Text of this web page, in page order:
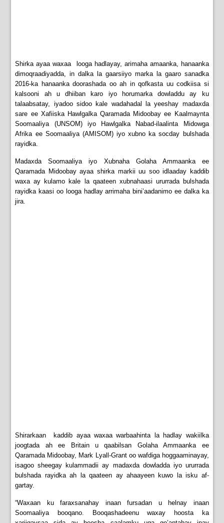
Shirka ayaa waxaa looga hadlayay, arimaha amaanka, hanaanka
dimoqraadiyadda, in dalka la gaarsiiyo marka la gaaro sanadka
2016-ka hanaanka doorashada oo ah in qofkasta uu codkiisa si
kalsooni ah u dhiiban karo iyo horumarka dowladdu ay ku
talaabsatay, iyadoo sidoo kale wadahadal la yeeshay madaxda
sare ee Xafiiska Hawlgalka Qaramada Midoobay ee Kaalmaynta
Soomaaliya (UNSOM) iyo Hawlgalka Nabad-ilaalinta Midowga
Afrika ee Soomaaliya (AMISOM) iyo xubno ka socday bulshada
rayidka.
Madaxda Soomaaliya iyo Xubnaha Golaha Ammaanka ee
Qaramada Midoobay ayaa shirka markii uu soo idlaaday kaddib
waxa ay kulamo kale la qaateen xubnahaasi ururrada bulshada
rayidka kaasi oo looga hadlay arrimaha bini’aadanimo ee dalka ka
jira.
Shirarkaan kaddib ayaa waxaa warbaahinta la hadlay wakiilka
joogtada ah ee Britain u qaabilsan Golaha Ammaanka ee
Qaramada Midoobay, Mark Lyall-Grant oo wafdiga hoggaaminayay,
isagoo sheegay kulammadii ay madaxda dowladda iyo ururrada
bulshada rayidka ah la qaateen ay ahaayeen kuwo la isku af-
gartay.
“Waxaan ku faraxsanahay inaan fursadan u helnay inaan
Soomaaliya booqano. Booqashadeenu waxay hoosta ka